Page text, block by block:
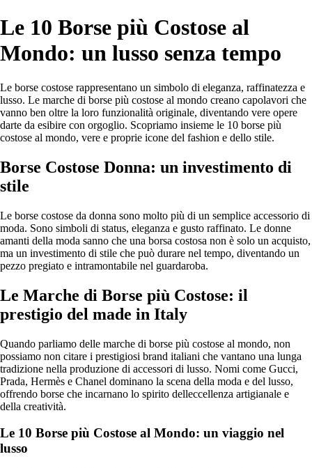
Le 10 Borse più Costose al
Mondo: un lusso senza tempo
Le borse costose rappresentano un simbolo di eleganza, raffinatezza e
lusso. Le marche di borse più costose al mondo creano capolavori che
vanno ben oltre la loro funzionalità originale, diventando vere opere
darte da esibire con orgoglio. Scopriamo insieme le 10 borse più
costose al mondo, vere e proprie icone del fashion e dello stile.
Borse Costose Donna: un investimento di
stile
Le borse costose da donna sono molto più di un semplice accessorio di
moda. Sono simboli di status, eleganza e gusto raffinato. Le donne
amanti della moda sanno che una borsa costosa non è solo un acquisto,
ma un investimento di stile che può durare nel tempo, diventando un
pezzo pregiato e intramontabile nel guardaroba.
Le Marche di Borse più Costose: il
prestigio del made in Italy
Quando parliamo delle marche di borse più costose al mondo, non
possiamo non citare i prestigiosi brand italiani che vantano una lunga
tradizione nella produzione di accessori di lusso. Nomi come Gucci,
Prada, Hermès e Chanel dominano la scena della moda e del lusso,
offrendo borse che incarnano lo spirito delleccellenza artigianale e
della creatività.
Le 10 Borse più Costose al Mondo: un viaggio nel
lusso